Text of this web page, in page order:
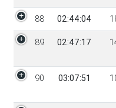
88 02:44:04
89 02:47:17
90 03:07:51